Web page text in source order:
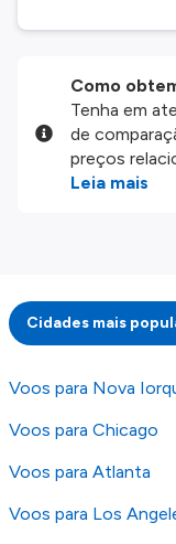
Como
Tenha em
de
preços
produtos
integridade
publicada,
as
fazer uma
os nossos
Leia mais
Cidades mais
Voos para Nova
Voos para Chicago
Voos para Atlanta
Voos para Los